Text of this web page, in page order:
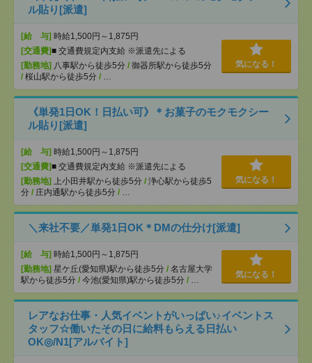
ル貼り[派遣]
[給 与] 時給1,500円～1,875円
[交通費]■ 交通費規定内支給 ※派遣先による
[勤務地] 八事駅から徒歩5分 / 御器所駅から徒歩5分
/ 桜山駅から徒歩5分 / …
気になる！
《単発1日OK！日払い可》＊お菓子のモクモクシー
ル貼り[派遣]
[給 与] 時給1,500円～1,875円
[交通費]■ 交通費規定内支給 ※派遣先による
[勤務地] 上小田井駅から徒歩5分 / 浄心駅から徒歩5
分 / 庄内通駅から徒歩5分 / …
気になる！
＼来社不要／単発1日OK＊DMの仕分け[派遣]
[給 与] 時給1,500円～1,875円
[勤務地] 星ケ丘(愛知県)駅から徒歩5分 / 名古屋大学
駅から徒歩5分 / 今池(愛知県)駅から徒歩5分 / …
気になる！
レアなお仕事・人気イベントがいっぱい♪イベントス
タッフ☆働いたその日に給料もらえる日払い
OK◎/N1[アルバイト]